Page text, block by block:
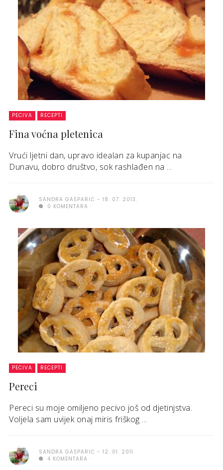
PECIVA RECEPTI
Fina voćna pletenica
Vrući ljetni dan, upravo idealan za kupanjac na
Dunavu, dobro društvo, sok rashlađen na ...
SANDRA GAŠPARIĆ
18. 07. 2013.
0 KOMENTARA
PECIVA RECEPTI
Pereci
Pereci su moje omiljeno pecivo još od djetinjstva.
Voljela sam uvijek onaj miris friškog ...
SANDRA GAŠPARIĆ
12. 01. 2011.
4 KOMENTARA